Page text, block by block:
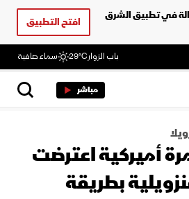
في تطبيق الشرق
افتح التطبيق
باب الزوار29°C سماء صافية
مباشر
أميركية اعترضت
بطريقة